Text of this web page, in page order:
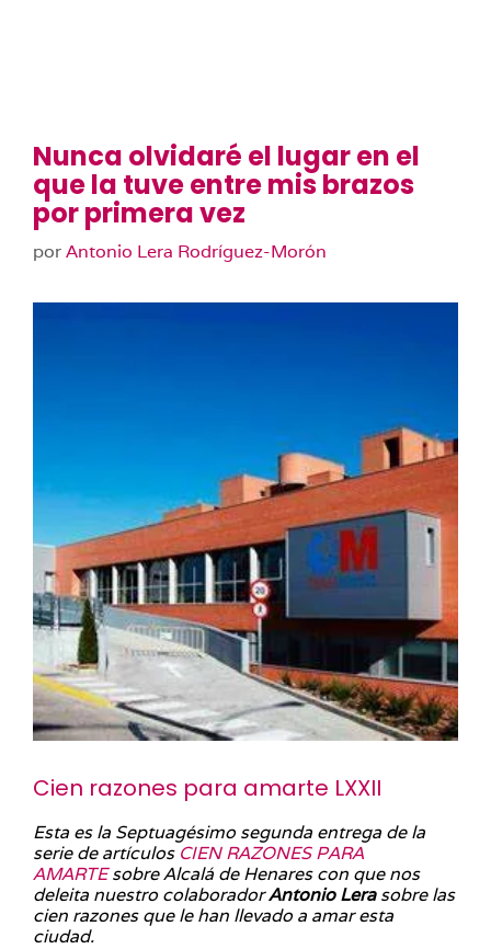
Nunca olvidaré el lugar en el
que la tuve entre mis brazos
por primera vez
porAntonio Lera Rodríguez-Morón
Cien razones para amarte LXXII
Esta es la Septuagésimo segunda entrega de la
serie de artículos CIEN RAZONES PARA
AMARTEsobre Alcalá de Henares con que nos
deleita nuestro colaboradorAntonio Lerasobre las
cien razones que le han llevado a amar esta
ciudad.